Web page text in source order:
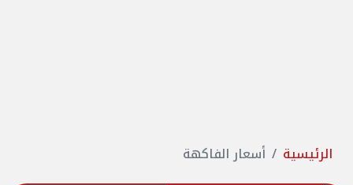
الرئيسية أسعار الفاكهة